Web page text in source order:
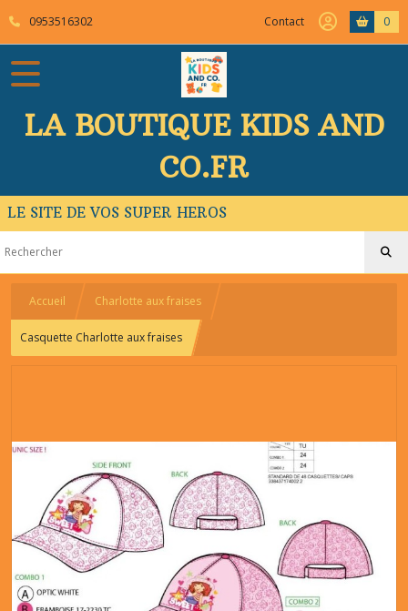
0953516302 Contact 0
LA BOUTIQUE KIDS AND
CO.FR
LE SITE DE VOS SUPER HEROS
Accueil Charlotte aux fraises
Casquette Charlotte aux fraises